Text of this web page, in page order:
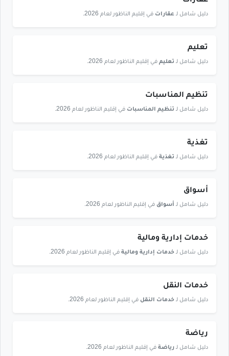
دليل شامل لـ عقارات في إقليم الناظور لعام 2026.
تعليم
دليل شامل لـ تعليم في إقليم الناظور لعام 2026.
تنظيم المناسبات
دليل شامل لـ تنظيم المناسبات في إقليم الناظور لعام 2026.
تغذية
دليل شامل لـ تغذية في إقليم الناظور لعام 2026.
أسواق
دليل شامل لـ أسواق في إقليم الناظور لعام 2026.
خدمات إدارية ومالية
دليل شامل لـ خدمات إدارية ومالية في إقليم الناظور لعام 2026.
خدمات النقل
دليل شامل لـ خدمات النقل في إقليم الناظور لعام 2026.
رياضة
دليل شامل لـ رياضة في إقليم الناظور لعام 2026.